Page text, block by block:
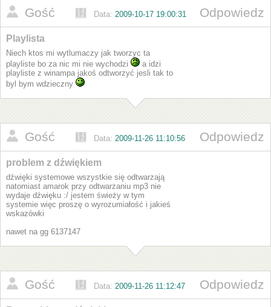
Gość Data: 2009-10-17 19:00:31 Odpowiedz
Playlista
Niech ktos mi wytlumaczy jak tworzyc ta
playliste bo za nic mi nie wychodzi
a idzi
playliste z winampa jakoś odtworzyć jesli tak to
byl bym wdzieczny
Gość Data: 2009-11-26 11:10:56 Odpowiedz
problem z dźwiękiem
dźwięki systemowe wszystkie się odtwarzają
natomiast amarok przy odtwarzaniu mp3 nie
wydaje dźwięku :/ jestem świeży w tym
systemie więc proszę o wyrozumiałość i jakieś
wskazówki
nawet na gg 6137147
Gość Data: 2009-11-26 11:12:47 Odpowiedz